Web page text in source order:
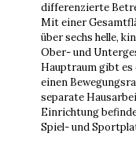
differenzierte
Mit einer
über sechs helle,
Ober- und
Hauptraum gibt es
einen
separate
Einrichtung
Spiel- und